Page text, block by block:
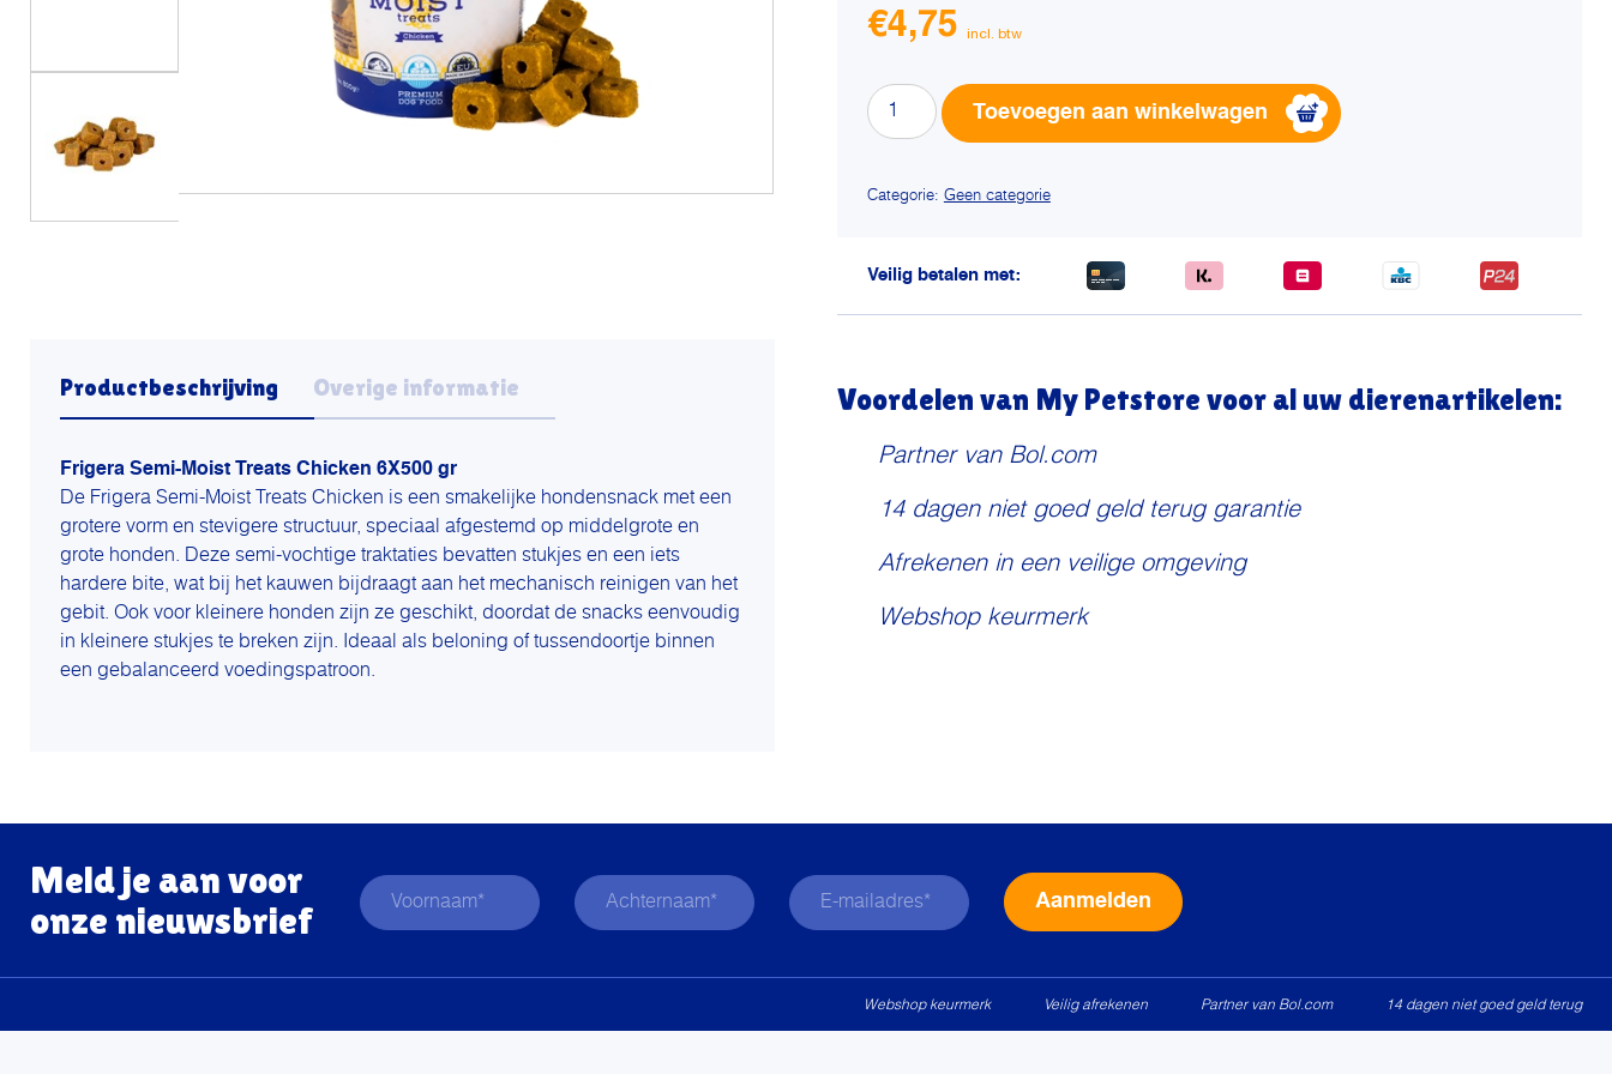
€4,75
Frigera
semi-
Toevoegen aan winkelwagen
Categorie: Geen categorie
Veilig betalen met:
Productbeschrijving Overige informatie
Frigera Semi-Moist Treats Chicken 6X500 gr
De Frigera Semi-Moist Treats Chicken is een smakelijke hondensnack met een
grotere vorm en stevigere structuur, speciaal afgestemd op middelgrote en
grote honden. Deze semi-vochtige traktaties bevatten stukjes en een iets
hardere bite, wat bij het kauwen bijdraagt aan het mechanisch reinigen van het
gebit. Ook voor kleinere honden zijn ze geschikt, doordat de snacks eenvoudig
in kleinere stukjes te breken zijn. Ideaal als beloning of tussendoortje binnen
een gebalanceerd voedingspatroon.
Voordelen van My Petstore voor al uw dierenartikelen:
Partner van Bol.com
14 dagen niet goed geld terug garantie
Afrekenen in een veilige omgeving
Webshop keurmerk
Meld je aan voor
onze nieuwsbrief
Webshop keurmerk Veilig afrekenen Partner van Bol.com 14 dagen niet goed geld terug